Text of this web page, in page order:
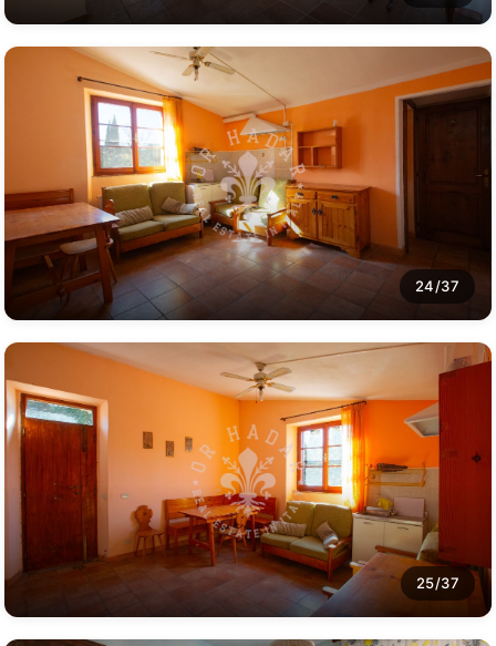
24/37
25/37